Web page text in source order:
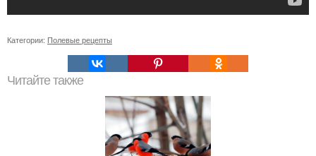
Категории: Полевые рецепты
Читайте также